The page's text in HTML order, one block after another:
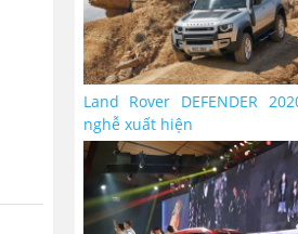
Land Rover DEFENDER
nghễ xuất hiện